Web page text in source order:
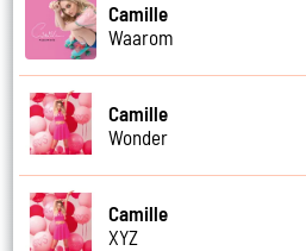
Camille
Waarom
Camille
Wonder
Camille
XYZ